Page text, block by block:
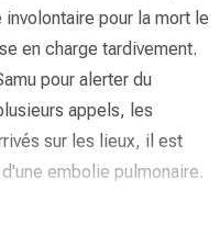
pour la mort le
en charge tardivement.
pour alerter du
appels, les
sur les lieux, il est
embolie pulmonaire.